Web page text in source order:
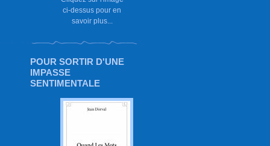
ci-dessus pour en
savoir plus...
POUR SORTIR D'UNE
IMPASSE
SENTIMENTALE